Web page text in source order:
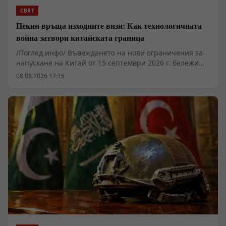
властта и границите на силата.
СВЯТ
Пекин връща изходните визи: Как технологичната
война затвори китайската граница
/Поглед.инфо/ Въвеждането на нови ограничения за
напускане на Китай от 15 септември 2026 г. бележи
преход от конституционни свободи към сдържане на
достоверни“ причини за пътуване, както и да
инспектират мобилни устройства. Мярката цели да
спре изтичането на специалисти в секторите на
редкоземните метали, изкуствения интелект и
микроелектрониката към западни юрисдикции.
08.08.2026 17:15